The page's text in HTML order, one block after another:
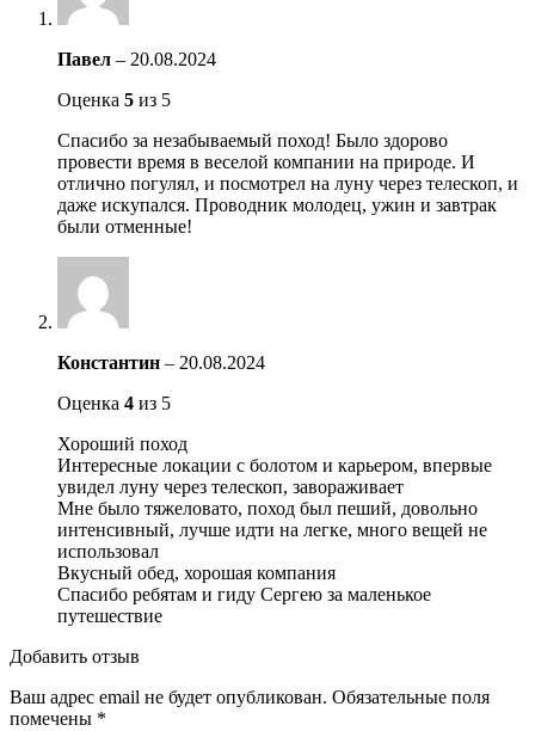
Павел – 20.08.2024
Оценка 5 из 5
Спасибо за незабываемый поход! Было здорово
провести время в веселой компании на природе. И
отлично погулял, и посмотрел на луну через телескоп, и
даже искупался. Проводник молодец, ужин и завтрак
были отменные!
Константин – 20.08.2024
Оценка 4 из 5
Хороший поход
Интересные локации с болотом и карьером, впервые
увидел луну через телескоп, завораживает
Мне было тяжеловато, поход был пеший, довольно
интенсивный, лучше идти на легке, много вещей не
использовал
Вкусный обед, хорошая компания
Спасибо ребятам и гиду Сергею за маленькое
путешествие
Добавить отзыв
Ваш адрес email не будет опубликован. Обязательные поля
помечены *